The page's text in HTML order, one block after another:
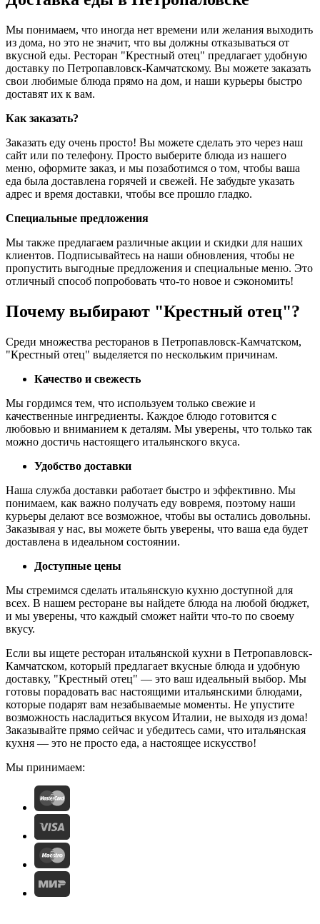
Мы понимаем, что иногда нет времени или желания выходить
из дома, но это не значит, что вы должны отказываться от
вкусной еды. Ресторан "Крестный отец" предлагает удобную
доставку по Петропавловск-Камчатскому. Вы можете заказать
свои любимые блюда прямо на дом, и наши курьеры быстро
доставят их к вам.
Как заказать?
Заказать еду очень просто! Вы можете сделать это через наш
сайт или по телефону. Просто выберите блюда из нашего
меню, оформите заказ, и мы позаботимся о том, чтобы ваша
еда была доставлена горячей и свежей. Не забудьте указать
адрес и время доставки, чтобы все прошло гладко.
Специальные предложения
Мы также предлагаем различные акции и скидки для наших
клиентов. Подписывайтесь на наши обновления, чтобы не
пропустить выгодные предложения и специальные меню. Это
отличный способ попробовать что-то новое и сэкономить!
Почему выбирают "Крестный отец"?
Среди множества ресторанов в Петропавловск-Камчатском,
"Крестный отец" выделяется по нескольким причинам.
Качество и свежесть
Мы гордимся тем, что используем только свежие и
качественные ингредиенты. Каждое блюдо готовится с
любовью и вниманием к деталям. Мы уверены, что только так
можно достичь настоящего итальянского вкуса.
Удобство доставки
Наша служба доставки работает быстро и эффективно. Мы
понимаем, как важно получать еду вовремя, поэтому наши
курьеры делают все возможное, чтобы вы остались довольны.
Заказывая у нас, вы можете быть уверены, что ваша еда будет
доставлена в идеальном состоянии.
Доступные цены
Мы стремимся сделать итальянскую кухню доступной для
всех. В нашем ресторане вы найдете блюда на любой бюджет,
и мы уверены, что каждый сможет найти что-то по своему
вкусу.
Если вы ищете ресторан итальянской кухни в Петропавловск-
Камчатском, который предлагает вкусные блюда и удобную
доставку, "Крестный отец" — это ваш идеальный выбор. Мы
готовы порадовать вас настоящими итальянскими блюдами,
которые подарят вам незабываемые моменты. Не упустите
возможность насладиться вкусом Италии, не выходя из дома!
Заказывайте прямо сейчас и убедитесь сами, что итальянская
кухня — это не просто еда, а настоящее искусство!
Мы принимаем: